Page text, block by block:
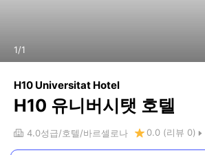
1/1
H10 Universitat Hotel
H10 유니버시탯 호텔
4.0성급 호텔 바르셀로나 0.0 (리뷰 0)